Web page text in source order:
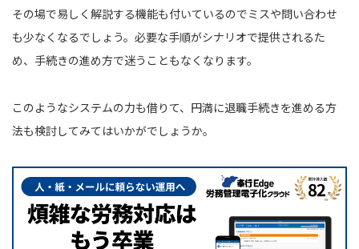
その場で易しく解説する機能も付いているのでミスや問い合わせ
も少なくなるでしょう。必要な手順がシナリオで提供されるた
め、手続きの進め方で迷うこともなくなります。
このようなシステムの力も借りて、円満に退職手続きを進める方
法も検討してみてはいかがでしょうか。